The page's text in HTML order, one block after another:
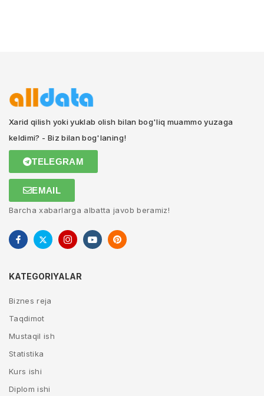
Xarid qilish yoki yuklab olish bilan bog'liq muammo yuzaga
keldimi? - Biz bilan bog'laning!
TELEGRAM
EMAIL
Barcha xabarlarga albatta javob beramiz!
KATEGORIYALAR
Biznes reja
Taqdimot
Mustaqil ish
Statistika
Kurs ishi
Diplom ishi